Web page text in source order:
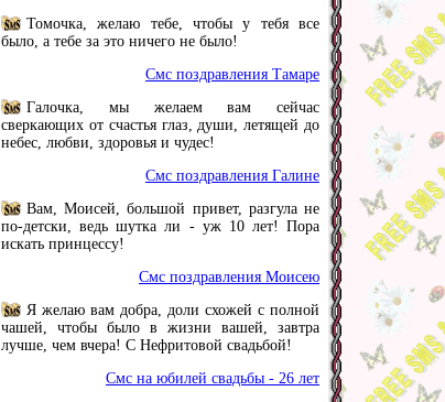
Томочка, желаю тебе, чтобы у тебя все
было, а тебе за это ничего не было!
Смс поздравления Тамаре
Галочка, мы желаем вам сейчас
сверкающих от счастья глаз, души, летящей до
небес, любви, здоровья и чудес!
Смс поздравления Галине
Вам, Моисей, большой привет, разгула не
по-детски, ведь шутка ли - уж 10 лет! Пора
искать принцессу!
Смс поздравления Моисею
Я желаю вам добра, доли схожей с полной
чашей, чтобы было в жизни вашей, завтра
лучше, чем вчера! С Нефритовой свадьбой!
Смс на юбилей свадьбы - 26 лет